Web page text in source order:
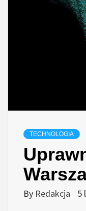
TECHNOLOGIA
By Redakcja 5